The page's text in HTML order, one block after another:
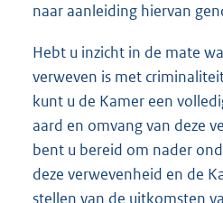
naar aanleiding hiervan
Hebt u inzicht in de mate
verweven is met
kunt u de Kamer een
aard en omvang van deze
bent u bereid om nader
deze verwevenheid en de
stellen van de uitkomsten